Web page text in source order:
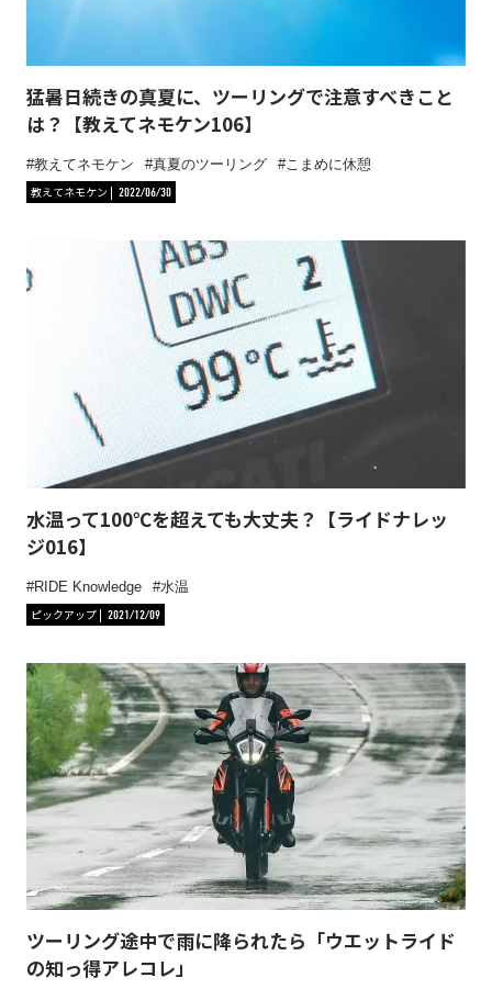
猛暑日続きの真夏に、ツーリングで注意すべきこと
は？【教えてネモケン106】
教えてネモケン 真夏のツーリング
こまめに休憩
教えてネモケン
2022/06/30
水温って100℃を超えても大丈夫？【ライドナレッ
ジ016】
RIDE Knowledge
水温
ピックアップ
2021/12/09
ツーリング途中で雨に降られたら「ウエットライド
の知っ得アレコレ」